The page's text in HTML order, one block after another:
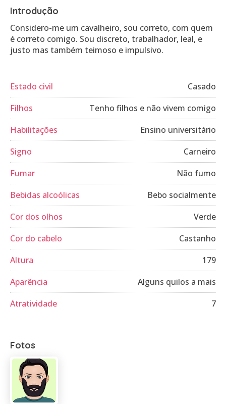
Introdução
Considero-me um cavalheiro, sou correto, com quem
é correto comigo. Sou discreto, trabalhador, leal, e
justo mas também teimoso e impulsivo.
Estado civil
Casado
Filhos
Tenho filhos e não vivem comigo
Habilitações
Ensino universitário
Signo
Carneiro
Fumar
Não fumo
Bebidas alcoólicas
Bebo socialmente
Cor dos olhos
Verde
Cor do cabelo
Castanho
Altura
179
Aparência
Alguns quilos a mais
Atratividade
7
Fotos